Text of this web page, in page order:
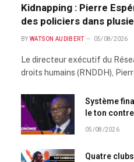
Kidnapping : Pierre
des policiers dans
BY WATSON AUDIBERT 05/08/2026
Le directeur exécutif du
droits humains (RNDDH),
Système
le ton
05/08/2026
Quatre